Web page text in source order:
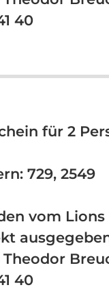
40
für 2
729, 2549
vom Lions
40